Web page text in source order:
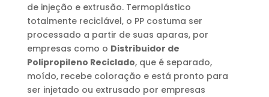
de injeção e extrusão. Termoplástico
totalmente reciclável, o PP costuma ser
processado a partir de suas aparas, por
empresas como o Distribuidor de
Polipropileno Reciclado, que é separado,
moído, recebe coloração e está pronto para
ser injetado ou extrusado por empresas